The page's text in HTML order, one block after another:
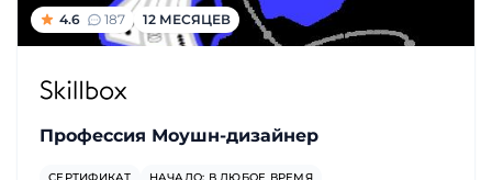
4.6 187 12 МЕСЯЦЕВ
Профессия Моушн-дизайнер